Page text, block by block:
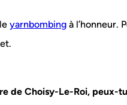
yarnbombing à l’honneur.
de Choisy-Le-Roi, peux-